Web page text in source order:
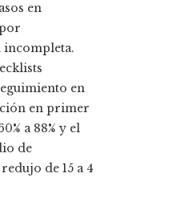
en
incompleta.
en
en primer
a 88% y el
de
de 15 a 4